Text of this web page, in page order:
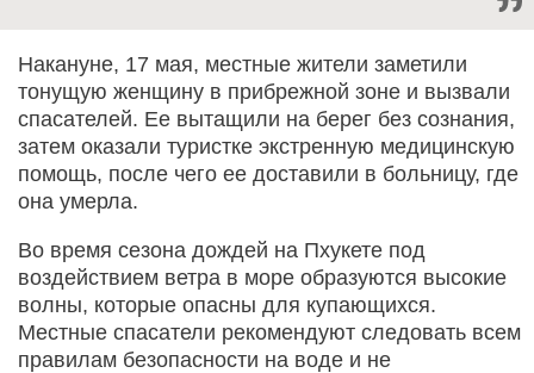
Накануне, 17 мая, местные жители заметили
тонущую женщину в прибрежной зоне и вызвали
спасателей. Ее вытащили на берег без сознания,
затем оказали туристке экстренную медицинскую
помощь, после чего ее доставили в больницу, где
она умерла.
Во время сезона дождей на Пхукете под
воздействием ветра в море образуются высокие
волны, которые опасны для купающихся.
Местные спасатели рекомендуют следовать всем
правилам безопасности на воде и не